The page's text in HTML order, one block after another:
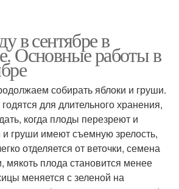
в сентябре в
Основные работы в
собирать яблоки и груши.
для длительного хранения,
когда плоды перезреют и
груши имеют съемную зрелость,
отделяется от веточки, семена
мякоть плода становится менее
меняется с зеленой на